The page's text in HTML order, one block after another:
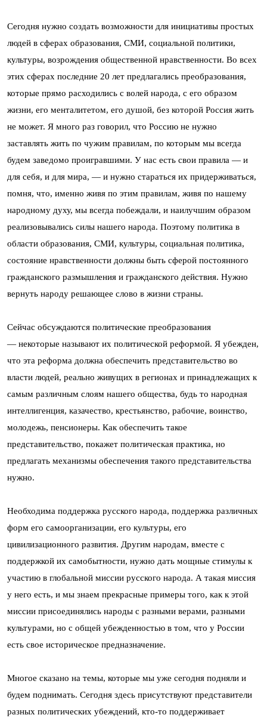
Сегодня нужно создать возможности для инициативы простых
людей в сферах образования, СМИ, социальной политики,
культуры, возрождения общественной нравственности. Во всех
этих сферах последние 20 лет предлагались преобразования,
которые прямо расходились с волей народа, с его образом
жизни, его менталитетом, его душой, без которой Россия жить
не может. Я много раз говорил, что Россию не нужно
заставлять жить по чужим правилам, по которым мы всегда
будем заведомо проигравшими. У нас есть свои правила — и
для себя, и для мира, — и нужно стараться их придерживаться,
помня, что, именно живя по этим правилам, живя по нашему
народному духу, мы всегда побеждали, и наилучшим образом
реализовывались силы нашего народа. Поэтому политика в
области образования, СМИ, культуры, социальная политика,
состояние нравственности должны быть сферой постоянного
гражданского размышления и гражданского действия. Нужно
вернуть народу решающее слово в жизни страны.
Сейчас обсуждаются политические преобразования
— некоторые называют их политической реформой. Я убежден,
что эта реформа должна обеспечить представительство во
власти людей, реально живущих в регионах и принадлежащих к
самым различным слоям нашего общества, будь то народная
интеллигенция, казачество, крестьянство, рабочие, воинство,
молодежь, пенсионеры. Как обеспечить такое
представительство, покажет политическая практика, но
предлагать механизмы обеспечения такого представительства
нужно.
Необходима поддержка русского народа, поддержка различных
форм его самоорганизации, его культуры, его
цивилизационного развития. Другим народам, вместе с
поддержкой их самобытности, нужно дать мощные стимулы к
участию в глобальной миссии русского народа. А такая миссия
у него есть, и мы знаем прекрасные примеры того, как к этой
миссии присоединялись народы с разными верами, разными
культурами, но с общей убежденностью в том, что у России
есть свое историческое предназначение.
Многое сказано на темы, которые мы уже сегодня подняли и
будем поднимать. Сегодня здесь присутствуют представители
разных политических убеждений, кто-то поддерживает